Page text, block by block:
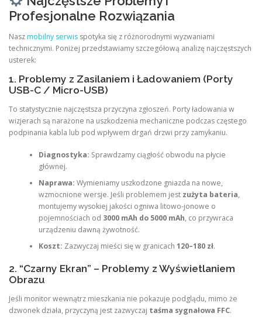
Profesjonalne Rozwiązania
Naszmobilny serwis spotyka się z różnorodnymi wyzwaniami
technicznymi. Poniżej przedstawiamy szczegółową analizę najczęstszych
usterek:
1. Problemy z Zasilaniem i Ładowaniem (Porty
USB-C / Micro-USB)
To statystycznie najczęstsza przyczyna zgłoszeń. Porty ładowania w
wizjerach są narażone na uszkodzenia mechaniczne podczas częstego
podpinania kabla lub pod wpływem drgań drzwi przy zamykaniu.
Diagnostyka: Sprawdzamy ciągłość obwodu na płycie
głównej.
Naprawa: Wymieniamy uszkodzone gniazda na nowe,
wzmocnione wersje. Jeśli problemem jest zużyta bateria,
montujemy wysokiej jakości ogniwa litowo-jonowe o
pojemnościach od 3000 mAh do 5000 mAh, co przywraca
urządzeniu dawną żywotność.
Koszt: Zazwyczaj mieści się w granicach 120–180 zł.
2. “Czarny Ekran” – Problemy z Wyświetlaniem
Obrazu
Jeśli monitor wewnątrz mieszkania nie pokazuje podglądu, mimo że
dzwonek działa, przyczyną jest zazwyczaj taśma sygnałowa FFC.